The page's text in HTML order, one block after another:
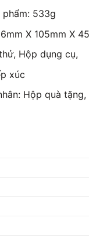
533g
X 105mm X
Hộp dụng cụ,
xúc
Hộp quà